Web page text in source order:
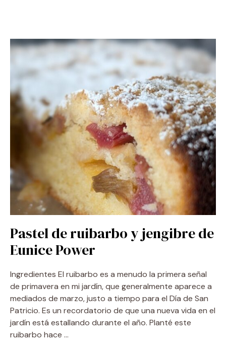
Pastel de ruibarbo y jengibre de
Eunice Power
Ingredientes El ruibarbo es a menudo la primera señal
de primavera en mi jardín, que generalmente aparece a
mediados de marzo, justo a tiempo para el Día de San
Patricio. Es un recordatorio de que una nueva vida en el
jardín está estallando durante el año. Planté este
ruibarbo hace …